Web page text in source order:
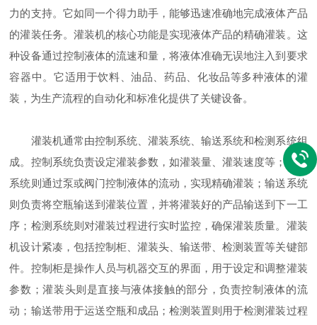
力的支持。它如同一个得力助手，能够迅速准确地完成液体产品
的灌装任务。灌装机的核心功能是实现液体产品的精确灌装。这
种设备通过控制液体的流速和量，将液体准确无误地注入到要求
容器中。它适用于饮料、油品、药品、化妆品等多种液体的灌
装，为生产流程的自动化和标准化提供了关键设备。
灌装机通常由控制系统、灌装系统、输送系统和检测系统组
成。控制系统负责设定灌装参数，如灌装量、灌装速度等；灌装
系统则通过泵或阀门控制液体的流动，实现精确灌装；输送系统
则负责将空瓶输送到灌装位置，并将灌装好的产品输送到下一工
序；检测系统则对灌装过程进行实时监控，确保灌装质量。灌装
机设计紧凑，包括控制柜、灌装头、输送带、检测装置等关键部
件。控制柜是操作人员与机器交互的界面，用于设定和调整灌装
参数；灌装头则是直接与液体接触的部分，负责控制液体的流
动；输送带用于运送空瓶和成品；检测装置则用于检测灌装过程